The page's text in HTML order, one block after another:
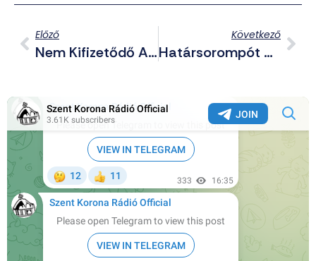
Előző
Nem Kifizetődő A Túltolt Filoszemitizmus? Nagyot Bukott Geert Wilders
Következő
Határsorompót Áttörve Menekült Magyarországra Egy Beregszászi Ügyvéd